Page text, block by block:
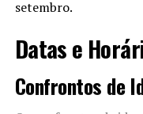
das
CBF.
setembro.
Datas e
Confrontos de